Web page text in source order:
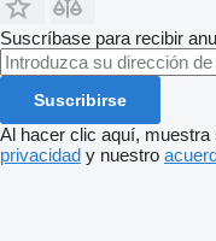
Suscríbase para recibir
Suscribirse
Al hacer clic aquí,
privacidad y nuestro